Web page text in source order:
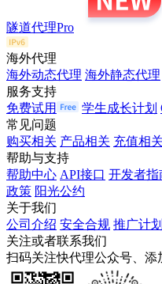
隧道代理Pro
海外代理
海外动态代理 海外静态代理
服务支持
免费试用
学生成长计划
常见问题
购买相关 产品相关 充值相关
帮助与支持
帮助中心 API接口 开发者指
政策 阳光公约
关于我们
公司介绍 安全合规 推广计划
关注或者联系我们
扫码关注快代理公众号、添